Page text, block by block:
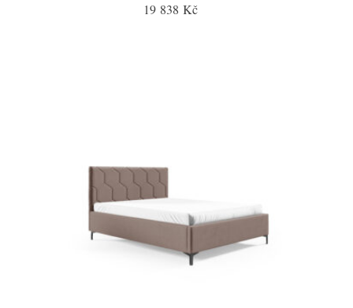
19 838 Kč